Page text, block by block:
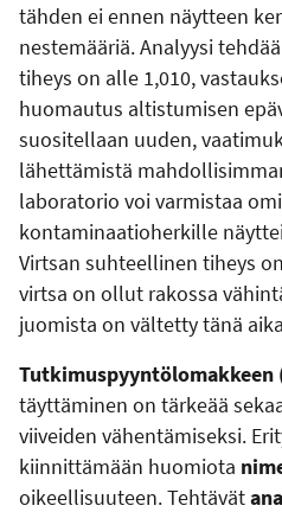
tähden ei ennen näytteen
nestemääriä. Analyysi
tiheys on alle 1,010,
huomautus altistumisen
suositellaan uuden,
lähettämistä
laboratorio voi varmistaa
kontaminaatioherkille
Virtsan suhteellinen tiheys
virtsa on ollut rakossa
juomista on vältetty tänä
Tutkimuspyyntölomakkeen
täyttäminen on tärkeää
viiveiden vähentämiseksi.
kiinnittämään huomiota
oikeellisuuteen. Tehtävät